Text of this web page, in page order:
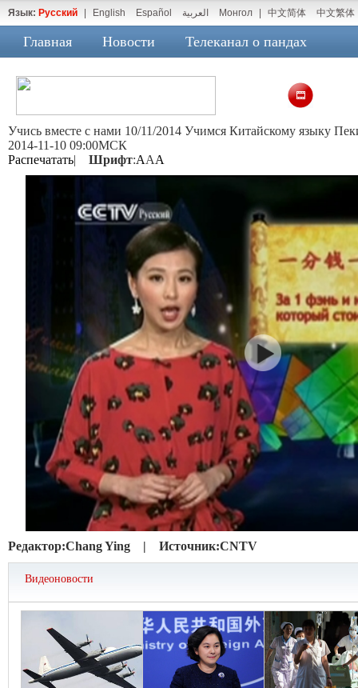
Язык: Русский English Español العربية Монгол 中文简体 中文繁体
Главная Новости Телеканал о пандах
Учись вместе с нами 10/11/2014 Учимся Китайскому языку
2014-11-10 09:00МСК
Распечатать| Шрифт:AAA
Редактор:Chang Ying | Источник:CNTV
Видеоновости